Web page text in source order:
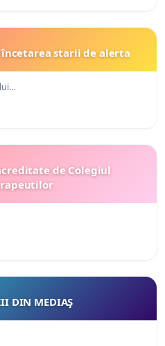
starii de alerta
de Colegiul
DIN MEDIAŞ